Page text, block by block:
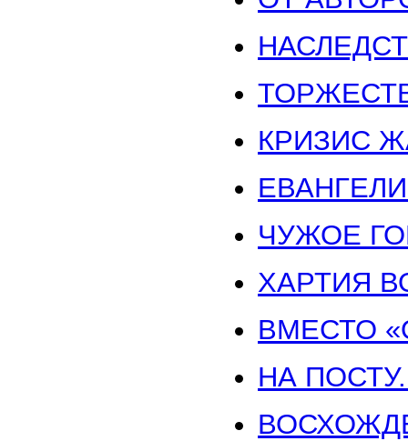
КРИЗИС
ЧУЖОЕ
ХАРТИЯ
ВМЕСТО
НА ПОСТУ.